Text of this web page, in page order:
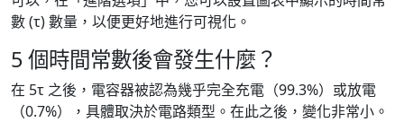
數 (τ) 數量，以便更好地進行可視化。
5 個時間常數後會發生什麼？
在 5τ 之後，電容器被認為幾乎完全充電（99.3%）或放電
（0.7%），具體取決於電路類型。在此之後，變化非常小。